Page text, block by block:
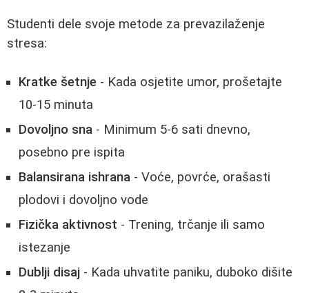
Studenti dele svoje metode za prevazilaženje
stresa:
Kratke šetnje - Kada osjetite umor, prošetajte
10-15 minuta
Dovoljno sna - Minimum 5-6 sati dnevno,
posebno pre ispita
Balansirana ishrana - Voće, povrće, orašasti
plodovi i dovoljno vode
Fizička aktivnost - Trening, trčanje ili samo
istezanje
Dublji disaj - Kada uhvatite paniku, duboko dišite